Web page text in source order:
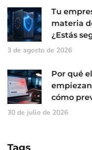
Tu
materia
¿Estás
3 de agosto de 2026
Por qué
cómo
30 de julio de 2026
Tags